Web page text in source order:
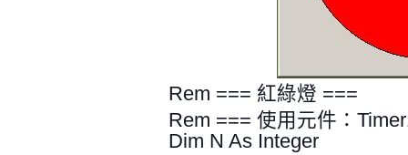
Rem === 紅綠燈 ===
Rem === 使用元件：
Dim N As Integer